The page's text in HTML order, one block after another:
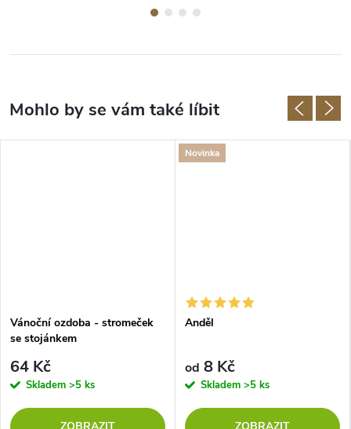
Vánoční ozdoba - stromeček
se stojánkem
64 Kč
Skladem >5 ks
ZOBRAZIT
Novinka
Anděl
od 8 Kč
Skladem >5 ks
ZOBRAZIT